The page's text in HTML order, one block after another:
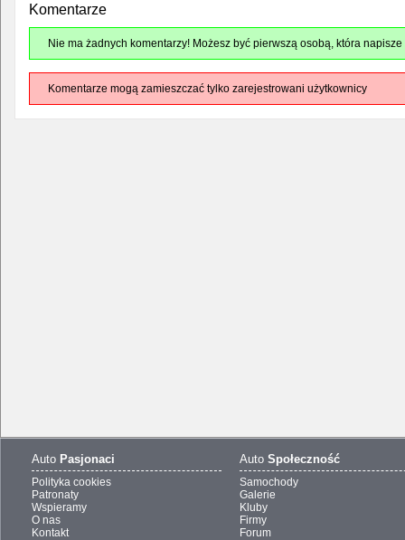
Komentarze
Nie ma żadnych komentarzy! Możesz być pierwszą osobą, która
Komentarze mogą zamieszczać tylko zarejestrowani użytkownicy
Auto Pasjonaci
Polityka cookies
Patronaty
Wspieramy
O nas
Kontakt
Auto Społeczność
Samochody
Galerie
Kluby
Firmy
Forum